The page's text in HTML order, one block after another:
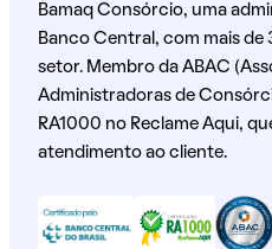
Bamaq Consórcio, uma
Banco Central, com mais de
setor. Membro da ABAC
Administradoras de
RA1000 no Reclame Aqui,
atendimento ao cliente.